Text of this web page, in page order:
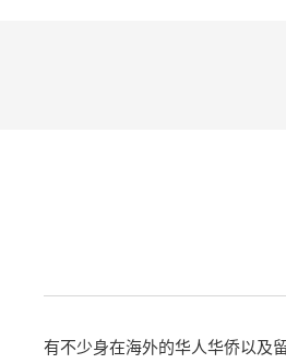
有不少身在海外的华人华侨以及